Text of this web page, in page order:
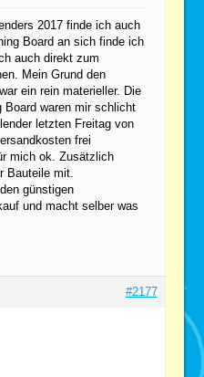
2017 finde ich auch
Board an sich finde ich
auch direkt zum
Mein Grund den
ein rein materieller. Die
Board waren mir schlicht
letzten Freitag von
frei
mich ok. Zusätzlich
Bauteile mit.
günstigen
und macht selber was
#2177